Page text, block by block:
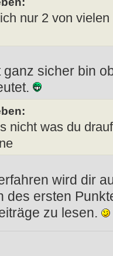
nur 2 von
ganz sicher bin
nicht was du
wird dir
des ersten
zu lesen.